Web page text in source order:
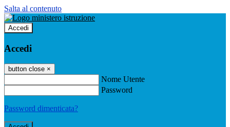
Salta al contenuto
Accedi
Accedi
button close ×
Nome Utente
Password
Password dimenticata?